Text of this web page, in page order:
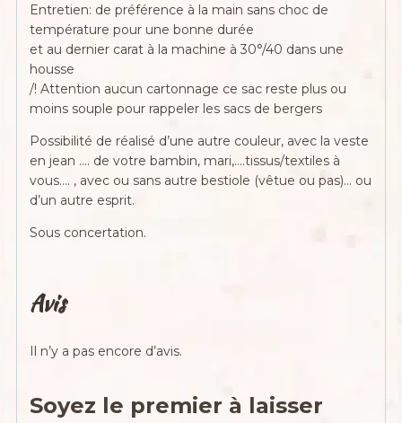
Entretien: de préférence à la main sans choc de
température pour une bonne durée
et au dernier carat à la machine à 30°/40 dans une
housse
/! Attention aucun cartonnage ce sac reste plus ou
moins souple pour rappeler les sacs de bergers
Possibilité de réalisé d’une autre couleur, avec la veste
en jean …. de votre bambin, mari,….tissus/textiles à
vous…. , avec ou sans autre bestiole (vêtue ou pas)… ou
d’un autre esprit.
Sous concertation.
Avis
Il n’y a pas encore d’avis.
Soyez le premier à laisser